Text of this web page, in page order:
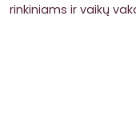
rinkiniams ir vaikų